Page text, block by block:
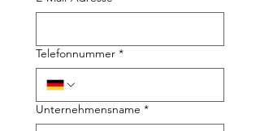
Telefonnummer *
Unternehmensname *